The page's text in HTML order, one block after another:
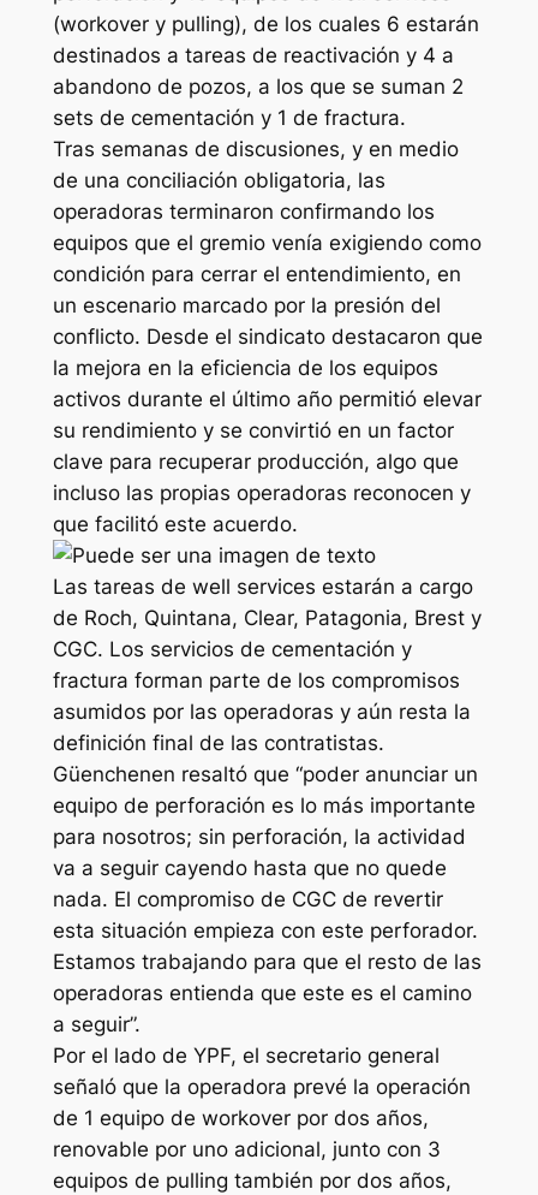
(workover y pulling), de los cuales 6 estarán
destinados a tareas de reactivación y 4 a
abandono de pozos, a los que se suman 2
sets de cementación y 1 de fractura.
Tras semanas de discusiones, y en medio
de una conciliación obligatoria, las
operadoras terminaron confirmando los
equipos que el gremio venía exigiendo como
condición para cerrar el entendimiento, en
un escenario marcado por la presión del
conflicto. Desde el sindicato destacaron que
la mejora en la eficiencia de los equipos
activos durante el último año permitió elevar
su rendimiento y se convirtió en un factor
clave para recuperar producción, algo que
incluso las propias operadoras reconocen y
que facilitó este acuerdo.
Las tareas de well services estarán a cargo
de Roch, Quintana, Clear, Patagonia, Brest y
CGC. Los servicios de cementación y
fractura forman parte de los compromisos
asumidos por las operadoras y aún resta la
definición final de las contratistas.
Güenchenen resaltó que “poder anunciar un
equipo de perforación es lo más importante
para nosotros; sin perforación, la actividad
va a seguir cayendo hasta que no quede
nada. El compromiso de CGC de revertir
esta situación empieza con este perforador.
Estamos trabajando para que el resto de las
operadoras entienda que este es el camino
a seguir”.
Por el lado de YPF, el secretario general
señaló que la operadora prevé la operación
de 1 equipo de workover por dos años,
renovable por uno adicional, junto con 3
equipos de pulling también por dos años,